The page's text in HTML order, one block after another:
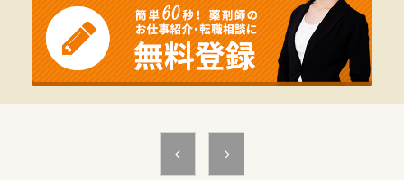
参加しています。
★最新の医療情報や知識を身につけて服薬指導の向上に努めと
ともに、
「人」を大切に考えた人間教育にも力を入れ、医療サービスを提
供するものとしての高度なスキルと、
人間性を兼ね備えた、より信頼できる薬剤師の育成を行っていま
す！
■土、日休みの店舗、かつ年休120日あるため、ワークライフバラ